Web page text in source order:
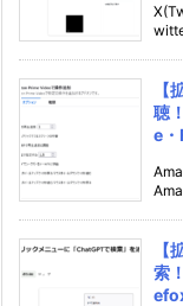
聴
e・
索